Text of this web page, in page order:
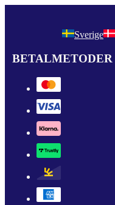
Sverige
BETALMETODER